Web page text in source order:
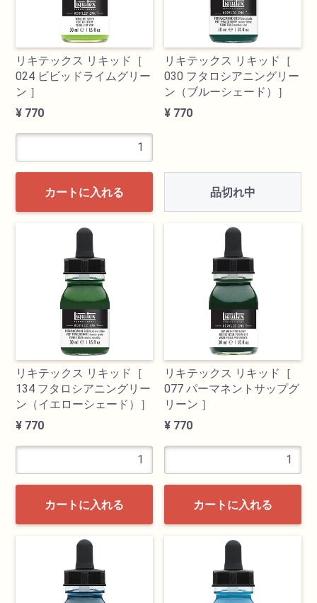
リキテックス リキッド［
024 ビビッドライムグリー
ン ］
¥ 770
カートに入れる
リキテックス リキッド［
030 フタロシアニングリー
ン（ブルーシェード）］
¥ 770
品切れ中
リキテックス リキッド［
134 フタロシアニングリー
ン（イエローシェード）］
¥ 770
カートに入れる
リキテックス リキッド［
077 パーマネントサップグ
リーン ］
¥ 770
カートに入れる